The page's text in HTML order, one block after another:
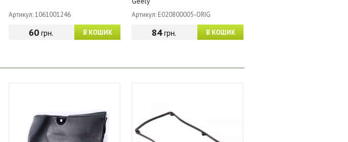
Артикул: 1061001246
В КОШИК
60грн.
Артикул: E020800005-ORIG
В КОШИК
84грн.